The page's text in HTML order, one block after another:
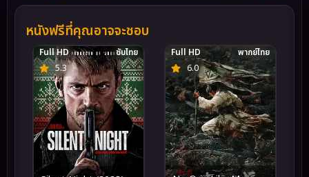
หนังฟรีที่คุณอาจจะชอบ
5.3
Full HD ซับไทย
6.0
Full HD พากย์ไทย